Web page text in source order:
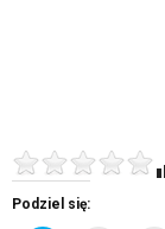
Podziel się: